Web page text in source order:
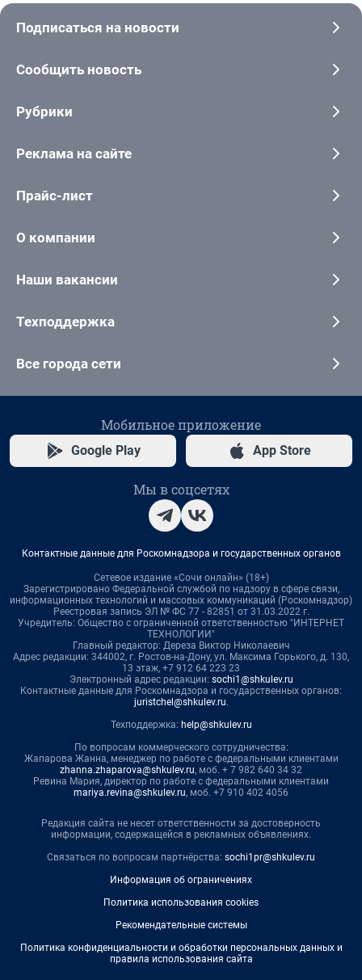
Подписаться на новости
Сообщить новость
Рубрики
Реклама на сайте
Прайс-лист
О компании
Наши вакансии
Техподдержка
Все города сети
Мобильное приложение
Google Play App Store
Мы в соцсетях
Контактные данные для Роскомнадзора и государственных органов
Сетевое издание «Сочи онлайн» (18+)
Зарегистрировано Федеральной службой по надзору в сфере связи,
информационных технологий и массовых коммуникаций (Роскомнадзор)
Реестровая запись ЭЛ № ФС 77 - 82851 от 31.03.2022 г.
Учредитель: Общество с ограниченной ответственностью "ИНТЕРНЕТ
ТЕХНОЛОГИИ"
Главный редактор: Дереза Виктор Николаевич
Адрес редакции: 344002, г. Ростов-на-Дону, ул. Максима Горького, д. 130,
13 этаж, +7 912 64 223 23
Электронный адрес редакции: sochi1@shkulev.ru
Контактные данные для Роскомнадзора и государственных органов:
juristchel@shkulev.ru.
Техподдержка: help@shkulev.ru
По вопросам коммерческого сотрудничества:
Жапарова Жанна, менеджер по работе с федеральными клиентами
zhanna.zhaparova@shkulev.ru, моб. + 7 982 640 34 32
Ревина Мария, директор по работе с федеральными клиентами
mariya.revina@shkulev.ru, моб. +7 910 402 4056
Редакция сайта не несет ответственности за достоверность
информации, содержащейся в рекламных объявлениях.
Связаться по вопросам партнёрства: sochi1pr@shkulev.ru
Информация об ограничениях
Политика использования cookies
Рекомендательные системы
Политика конфиденциальности и обработки персональных данных и
правила использования сайта